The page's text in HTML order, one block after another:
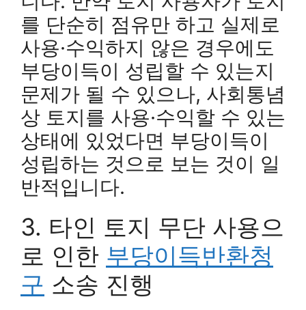
를 단순히 점유만 하고 실제로
사용·수익하지 않은 경우에도
부당이득이 성립할 수 있는지
문제가 될 수 있으나, 사회통념
상 토지를 사용·수익할 수 있는
상태에 있었다면 부당이득이
성립하는 것으로 보는 것이 일
반적입니다.
3. 타인 토지 무단 사용으
로 인한 부당이득반환청
구 소송 진행